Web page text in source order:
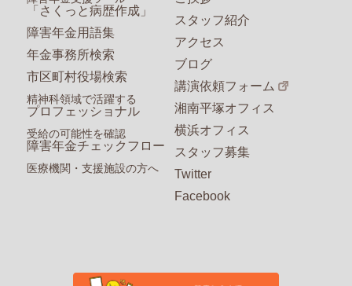
「さくっと病歴作成」
障害年金用語集
年金事務所検索
市区町村役場検索
精神科領域で活躍する
プロフェッショナル
受給の可能性を確認
障害年金チェックフロー
医療機関・支援施設の方へ
スタッフ紹介
アクセス
ブログ
講演依頼フォーム
湘南平塚オフィス
横浜オフィス
スタッフ募集
Twitter
Facebook